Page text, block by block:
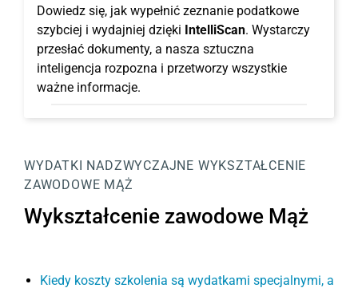
Dowiedz się, jak wypełnić zeznanie podatkowe
szybciej i wydajniej dzięki IntelliScan. Wystarczy
przesłać dokumenty, a nasza sztuczna
inteligencja rozpozna i przetworzy wszystkie
ważne informacje.
WYDATKI NADZWYCZAJNE WYKSZTAŁCENIE
ZAWODOWE MĄŻ
Wykształcenie zawodowe Mąż
Kiedy koszty szkolenia są wydatkami specjalnymi, a